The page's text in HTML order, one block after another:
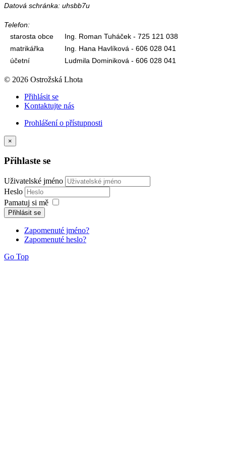
Datová schránka: uhsbb7u
Telefon:
starosta obce
Ing. Roman Tuháček - 725 121 038
matrikářka
Ing. Hana Havlíková - 606 028 041
účetní
Ludmila Dominiková - 606 028 041
© 2026 Ostrožská Lhota
Přihlásit se
Kontaktujte nás
Prohlášení o přístupnosti
×
Přihlaste se
Uživatelské jméno
Heslo
Pamatuj si mě
Přihlásit se
Zapomenuté jméno?
Zapomenuté heslo?
Go Top